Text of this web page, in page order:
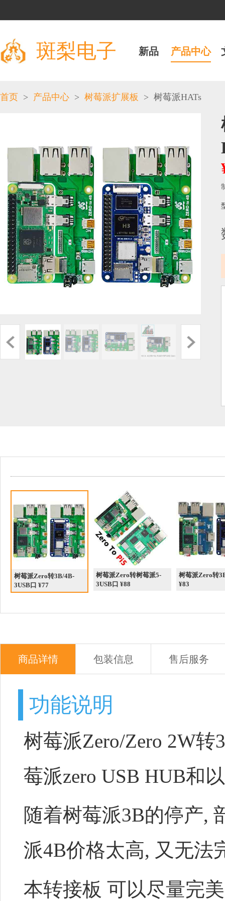
斑梨电子 新品 产品中心
首页 > 产品中心 > 树莓派扩展板 > 树莓派HATs
树莓派Zero转3B/4B-
3USB口 ¥77
树莓派Zero转树莓派5-
3USB口 ¥88
树莓派Zero转
¥83
商品详情 包装信息 售后服务
功能说明
树莓派Zero/Zero 2W
莓派zero USB HUB和
随着树莓派3B的停产,
派4B价格太高, 又无法
本转接板 可以尽量完